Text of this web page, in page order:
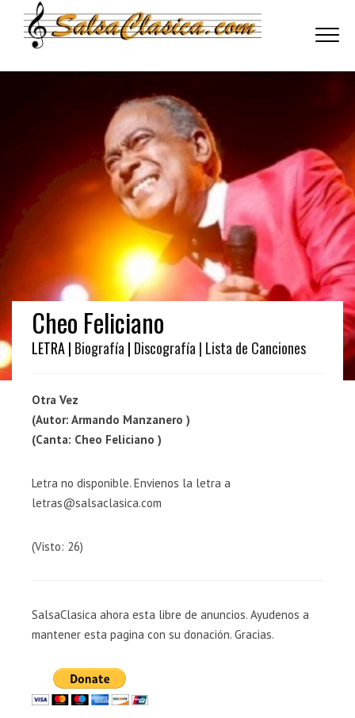
Cheo Feliciano
LETRA | Biografía | Discografía | Lista de Canciones
Otra Vez
(Autor: Armando Manzanero )
(Canta: Cheo Feliciano )
Letra no disponible. Envienos la letra a
letras@salsaclasica.com
(Visto: 26)
SalsaClasica ahora esta libre de anuncios. Ayudenos a
mantener esta pagina con su donación. Gracias.